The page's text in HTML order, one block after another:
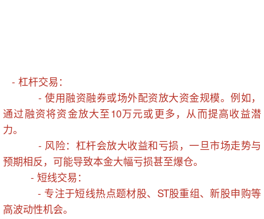
- 杠杆交易：
- 使用融资融券或场外配资放大资金规模。例如，
通过融资将资金放大至10万元或更多，从而提高收益潜
力。
- 风险：杠杆会放大收益和亏损，一旦市场走势与
预期相反，可能导致本金大幅亏损甚至爆仓。
- 短线交易：
- 专注于短线热点题材股、ST股重组、新股申购等
高波动性机会。